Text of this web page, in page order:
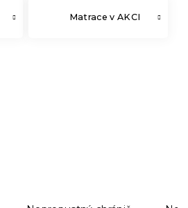
Matrace v AKCI